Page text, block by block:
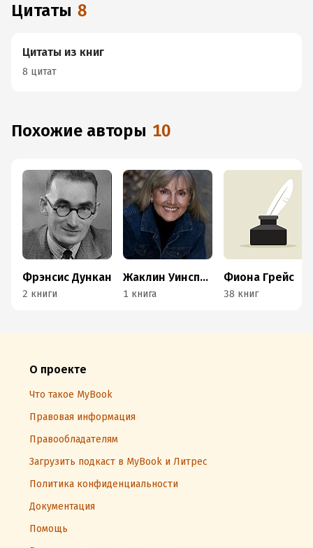
Цитаты 8
Цитаты из книг
8 цитат
Похожие авторы 10
Фрэнсис Дункан
2 книги
Жаклин Уинспир
1 книга
Фиона Грейс
38 книг
О проекте
Что такое MyBook
Правовая информация
Правообладателям
Загрузить подкаст в MyBook и Литрес
Политика конфиденциальности
Документация
Помощь